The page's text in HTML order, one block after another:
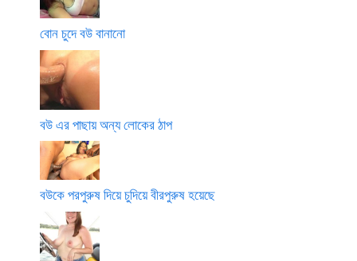
বোন চুদে বউ বানানো
বউ এর পাছায় অন্য লোকের ঠাপ
বউকে পরপুরুষ দিয়ে চুদিয়ে বীরপুরুষ হয়েছে